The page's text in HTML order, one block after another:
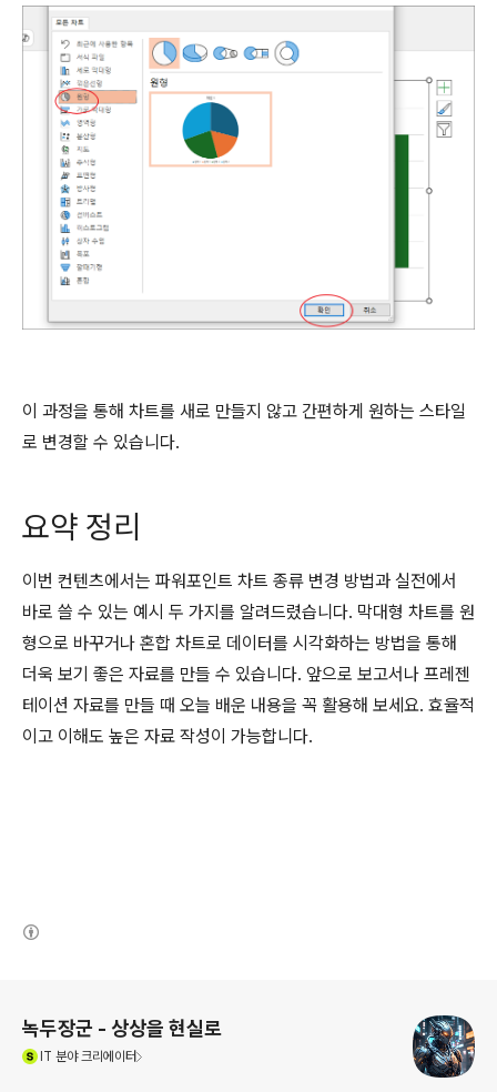
이 과정을 통해 차트를 새로 만들지 않고 간편하게 원하는 스타일
로 변경할 수 있습니다.
요약 정리
이번 컨텐츠에서는 파워포인트 차트 종류 변경 방법과 실전에서
바로 쓸 수 있는 예시 두 가지를 알려드렸습니다. 막대형 차트를 원
형으로 바꾸거나 혼합 차트로 데이터를 시각화하는 방법을 통해
더욱 보기 좋은 자료를 만들 수 있습니다. 앞으로 보고서나 프레젠
테이션 자료를 만들 때 오늘 배운 내용을 꼭 활용해 보세요. 효율적
이고 이해도 높은 자료 작성이 가능합니다.
녹두장군 - 상상을 현실로
IT 분야 크리에이터